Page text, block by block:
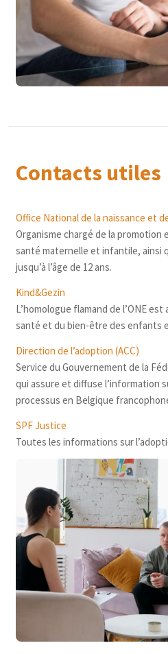
Contacts utiles
Office National de la naissance et
Organisme chargé de la promotion
santé maternelle et infantile, ainsi
jusqu’à l’âge de 12 ans.
Kind&Gezin
L’homologue flamand de l’ONE
santé et du bien-être des enfants
Direction de l’adoption (ACC)
Service du Gouvernement de la
qui assure et diffuse l’information
processus en Belgique
SPF Justice
Toutes les informations sur